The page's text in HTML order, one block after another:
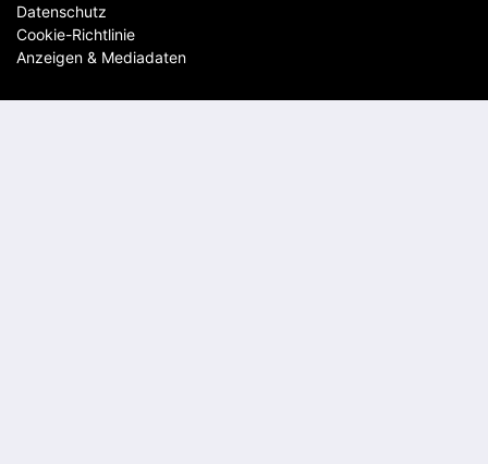
Datenschutz
Cookie-Richtlinie
Anzeigen & Mediadaten